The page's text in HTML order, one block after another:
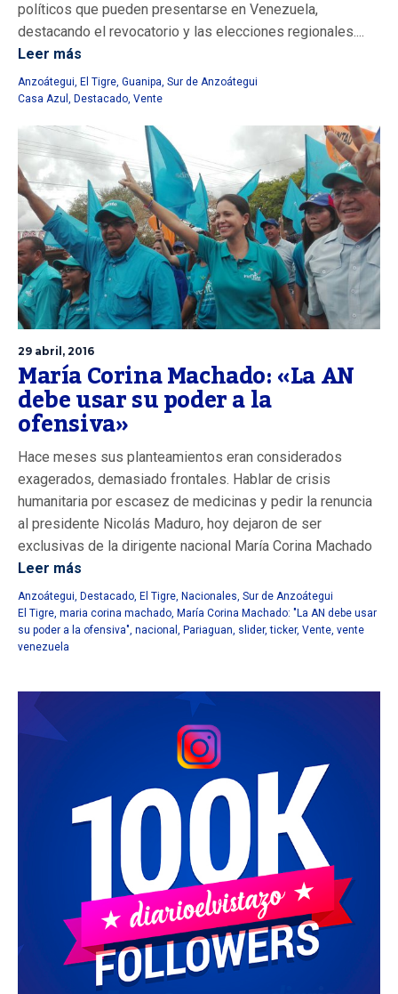
políticos que pueden presentarse en Venezuela,
destacando el revocatorio y las elecciones regionales....
Leer más
Anzoátegui, El Tigre, Guanipa, Sur de Anzoátegui
Casa Azul , Destacado, Vente
29 abril, 2016
María Corina Machado: «La AN
debe usar su poder a la
ofensiva»
Hace meses sus planteamientos eran considerados
exagerados, demasiado frontales. Hablar de crisis
humanitaria por escasez de medicinas y pedir la renuncia
al presidente Nicolás Maduro, hoy dejaron de ser
exclusivas de la dirigente nacional María Corina Machado
Leer más
Anzoátegui, Destacado, El Tigre, Nacionales, Sur de Anzoátegui
El Tigre, maria corina machado, María Corina Machado: "La AN debe usar
su poder a la ofensiva", nacional , Pariaguan, slider,ticker, Vente, vente
venezuela